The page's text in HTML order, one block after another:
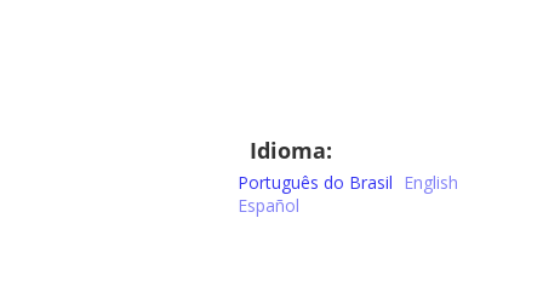
Idioma:
Português do Brasil
English
Español